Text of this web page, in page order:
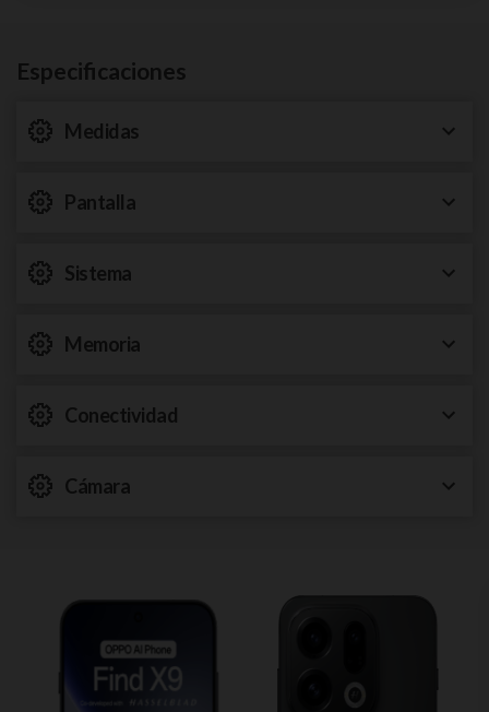
Especificaciones
Medidas
Pantalla
Sistema
Memoria
Conectividad
Cámara